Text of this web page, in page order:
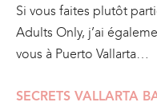
Si vous faites plutôt
Adults Only, j’ai
vous à Puerto Vallarta…
SECRETS VALLARTA